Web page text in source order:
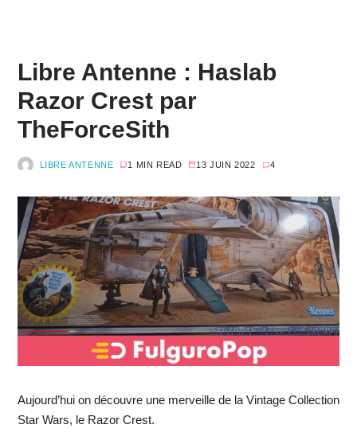
Libre Antenne : Haslab
Razor Crest par
TheForceSith
LIBRE ANTENNE 1 MIN READ 13 JUIN 2022 4
Aujourd’hui on découvre une merveille de la Vintage Collection
Star Wars, le Razor Crest.